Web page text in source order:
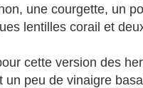
une courgette, un
lentilles corail et
cette version des
un peu de vinaigre